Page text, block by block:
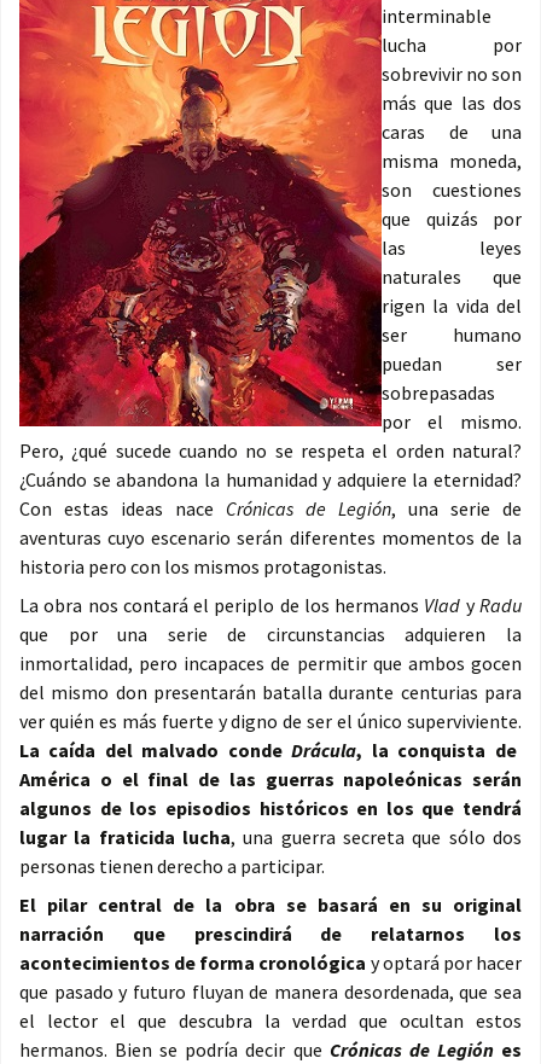
interminable
lucha por
sobrevivir no son
más que las dos
caras de una
misma moneda,
son cuestiones
que quizás por
las leyes
naturales que
rigen la vida del
ser humano
puedan ser
sobrepasadas
por el mismo.
Pero, ¿qué sucede cuando no se respeta el orden natural?
¿Cuándo se abandona la humanidad y adquiere la eternidad?
Con estas ideas nace Crónicas de Legión, una serie de
aventuras cuyo escenario serán diferentes momentos de la
historia pero con los mismos protagonistas.
La obra nos contará el periplo de los hermanos Vlad yRadu
que por una serie de circunstancias adquieren la
inmortalidad, pero incapaces de permitir que ambos gocen
del mismo don presentarán batalla durante centurias para
ver quién es más fuerte y digno de ser el único superviviente.
La caída del malvado condeDrácula, la conquista de
América o el final de las guerras napoleónicas serán
algunos de los episodios históricos en los que tendrá
lugar la fraticida lucha, una guerra secreta que sólo dos
personas tienen derecho a participar.
El pilar central de la obra se basará en su original
narración que prescindirá de relatarnos los
acontecimientos de forma cronológica y optará por hacer
que pasado y futuro fluyan de manera desordenada, que sea
el lector el que descubra la verdad que ocultan estos
hermanos. Bien se podría decir que Crónicas de Legión es